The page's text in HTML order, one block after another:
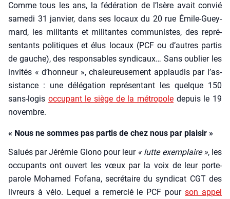
Comme tous les ans, la fédé­ra­tion de l’I­sère avait convié
same­di 31 jan­vier, dans ses locaux du 20 rue Émile-Guey­
mard, les mili­tants et mili­tantes com­mu­nistes, des repré­
sen­tants poli­tiques et élus locaux (PCF ou d’autres par­tis
de gauche), des res­pon­sables syn­di­caux… Sans oublier les
invi­tés « d’hon­neur », cha­leu­reu­se­ment applau­dis par l’as­
sis­tance : une délé­ga­tion repré­sen­tant les quelque 150
sans-logis occu­pant le siège de la métro­pole depuis le 19
novembre.
« Nous ne sommes pas partis de chez nous par plaisir »
Salués par Jéré­mie Gio­no pour leur « lutte exem­plaire », les
occu­pants ont ouvert les vœux par la voix de leur porte-
parole Moha­med Fofa­na, secré­taire du syn­di­cat CGT des
livreurs à vélo. Lequel a remer­cié le PCF pourson appel